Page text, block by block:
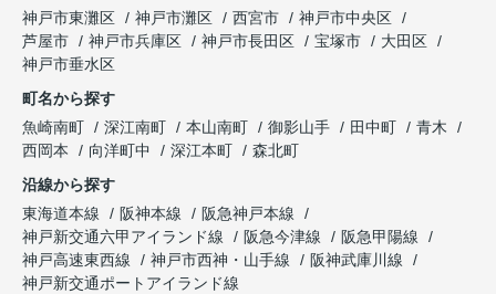
神戸市東灘区
神戸市灘区 西宮市
神戸市中央区
芦屋市
神戸市兵庫区 神戸市長田区 宝塚市
大田区
神戸市垂水区
町名から探す
魚崎南町
深江南町 本山南町 御影山手 田中町
青木
西岡本
向洋町中 深江本町
森北町
沿線から探す
東海道本線
阪神本線
阪急神戸本線
神戸新交通六甲アイランド線
阪急今津線
阪急甲陽線
神戸高速東西線
神戸市西神・山手線
阪神武庫川線
神戸新交通ポートアイランド線